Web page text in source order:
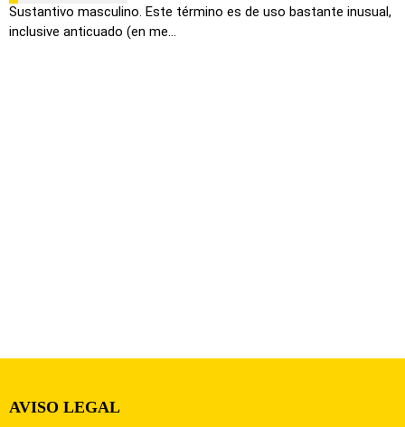
Sustantivo masculino. Este término es de uso bastante inusual,
inclusive anticuado (en me...
AVISO LEGAL